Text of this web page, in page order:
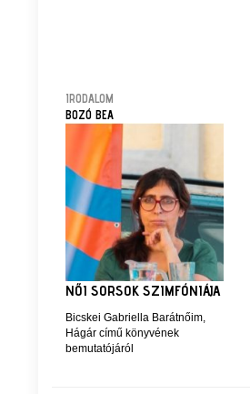
IRODALOM
BOZÓ BEA
NŐI SORSOK SZIMFÓNIÁJA
Bicskei Gabriella Barátnőim,
Hágár című könyvének
bemutatójáról